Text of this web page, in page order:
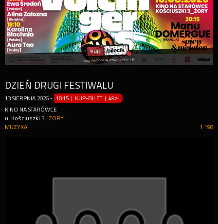
DZIEŃ DRUGI FESTIWALU
13 SIERPNIA 2026 - 18:15 | KUP-BILET |49zł
KINO NA STARÓWCE
ul.Kościuszki 3
ŻORY
1 196
MUZYKA